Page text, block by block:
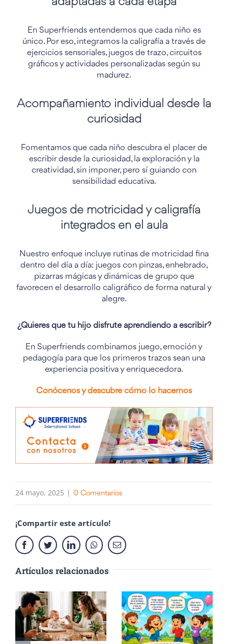
En Superfriends entendemos que cada niño es
único. Por eso, integramos la caligrafía a través de
ejercicios sensoriales, juegos de trazo, circuitos
gráficos y actividades personalizadas según su
madurez.
Acompañamiento individual desde la
curiosidad
Fomentamos que cada niño descubra el placer de
escribir desde la curiosidad, la exploración y la
creatividad, sin imponer, pero sí guiando con
sensibilidad educativa.
Juegos de motricidad y caligrafía
integrados en el aula
Nuestro enfoque incluye rutinas de motricidad fina
dentro del día a día: juegos con pinzas, enhebrado,
pizarras mágicas y dinámicas de grupo que
favorecen el desarrollo caligráfico de forma natural y
alegre.
¿Quieres que tu hijo disfrute aprendiendo a escribir?
En Superfriends combinamos juego, emoción y
pedagogía para que los primeros trazos sean una
experiencia positiva y enriquecedora.
Conócenos y descubre cómo lo hacemos
24 mayo, 2025 | 0 Comentarios
¡Compartir este artículo!
FacebookTwitterLinkedInWhatsappEmail
Artículos relacionados